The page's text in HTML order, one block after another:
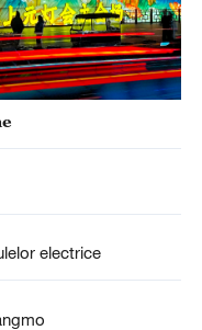
electrice